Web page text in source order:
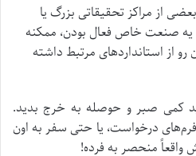
بعضی از مراکز تحقیقاتی بزرگ یا
صنعت خاص فعال بودن، ممکنه
از استانداردهای مرتبط داشته
کمی صبر و حوصله به خرج بدید.
فرم‌های درخواست، یا حتی سفر به اون
واقعاً منحصر به فرده!